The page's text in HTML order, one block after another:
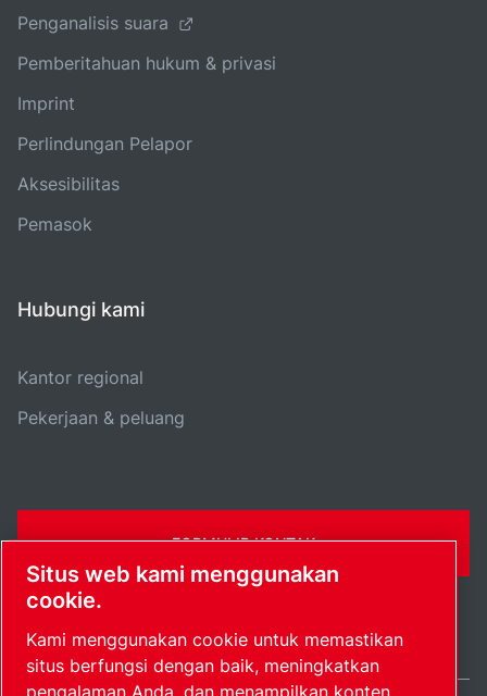
Penganalisis suara
Pemberitahuan hukum & privasi
Imprint
Perlindungan Pelapor
Aksesibilitas
Pemasok
Hubungi kami
Kantor regional
Pekerjaan & peluang
FORMULIR KONTAK
Situs web kami menggunakan
cookie.
Kami menggunakan cookie untuk memastikan
situs berfungsi dengan baik, meningkatkan